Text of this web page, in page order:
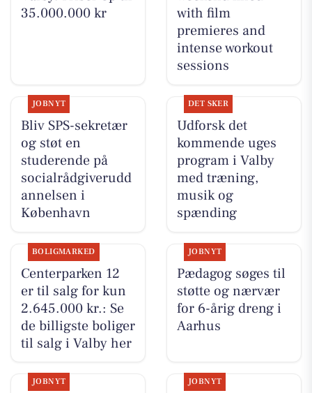
35.000.000 kr
with film
premieres and
intense workout
sessions
JOBNYT
Bliv SPS-sekretær
og støt en
studerende på
socialrådgiverudd
annelsen i
København
DET SKER
Udforsk det
kommende uges
program i Valby
med træning,
musik og
spænding
BOLIGMARKED
Centerparken 12
er til salg for kun
2.645.000 kr.: Se
de billigste boliger
til salg i Valby her
JOBNYT
Pædagog søges til
støtte og nærvær
for 6-årig dreng i
Aarhus
JOBNYT JOBNYT